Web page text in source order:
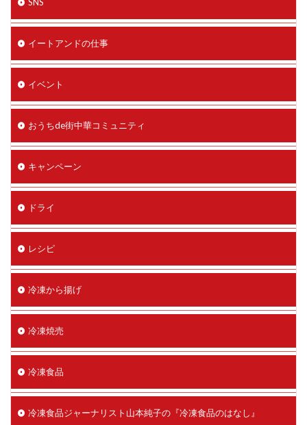
イートアンドの仕事
イベント
おうちde街中華コミュニティ
キャンペーン
ドライ
レシピ
冷凍から揚げ
冷凍焼売
冷凍食品
冷凍食品ジャーナリスト山本純子の『冷凍食品のはなし』